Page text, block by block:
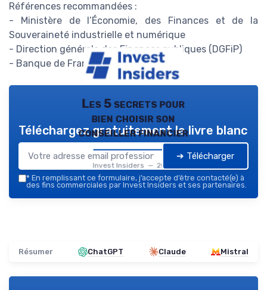
Références recommandées :
- Ministère de l’Économie, des Finances et de la
Souveraineté industrielle et numérique
- Direction générale des Finances publiques (DGFiP)
- Banque de France
Les 5 secrets pour
bien choisir son
conseiller financier
Invest Insiders — 2026
Téléchargez gratuitement le livre blanc
➔ Télécharger
* En remplissant ce formulaire, j’accepte d’être contacté(e) à
des fins commerciales par Invest Insiders et ses partenaires.
Résumer ChatGPT Claude Mistral